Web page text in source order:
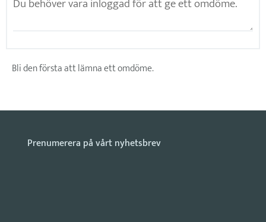
Bli den första att lämna ett omdöme.